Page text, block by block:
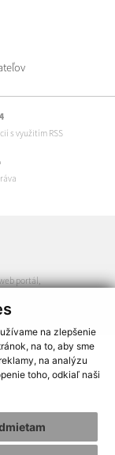
na zlepšenie
na to, aby sme
na analýzu
toho, odkiaľ naši
s využitím RSS
portál,